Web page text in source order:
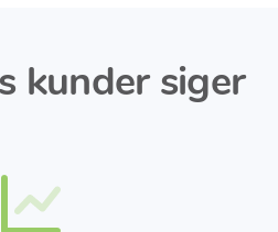
kunder siger